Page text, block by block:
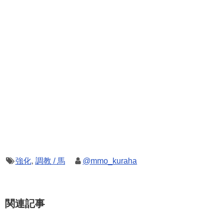
強化, 調教 / 馬 @mmo_kuraha
関連記事